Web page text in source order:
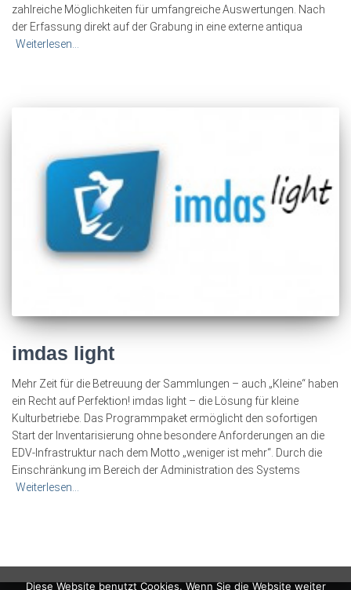
zahlreiche Möglichkeiten für umfangreiche Auswertungen. Nach
der Erfassung direkt auf der Grabung in eine externe antiqua
Weiterlesen…
imdas light
Mehr Zeit für die Betreuung der Sammlungen – auch „Kleine“ haben
ein Recht auf Perfektion! imdas light – die Lösung für kleine
Kulturbetriebe. Das Programmpaket ermöglicht den sofortigen
Start der Inventarisierung ohne besondere Anforderungen an die
EDV-Infrastruktur nach dem Motto „weniger ist mehr“. Durch die
Einschränkung im Bereich der Administration des Systems
Weiterlesen…
Diese Website benutzt Cookies. Wenn Sie die Website weiter